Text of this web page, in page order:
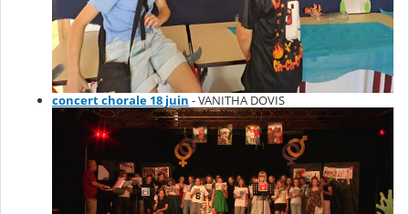
concert chorale 18 juin - VANITHA DOVIS